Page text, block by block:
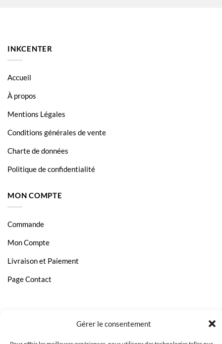
Gérer le consentement
INKCENTER
Accueil
À propos
Mentions Légales
Conditions générales de vente
Charte de données
Politique de confidentialité
MON COMPTE
Commande
Mon Compte
Livraison et Paiement
Page Contact